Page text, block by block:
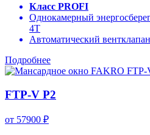
Класс PROFI
Однокамерный
4T
Автоматический
Подробнее
FTP-V P2
от 57900 ₽